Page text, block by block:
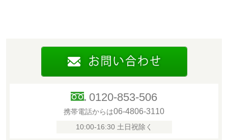
0120-853-506
携帯電話からは06-4806-3110
10:00-16:30 土日祝除く